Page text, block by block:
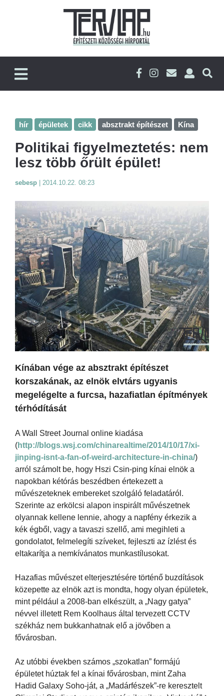
hír épületek cikk absztrakt építészet Kína
Politikai figyelmeztetés: nem
lesz több őrült épület!
sebesp 2014.10.22. 08:23
Kínában vége az absztrakt építészet
korszakának, az elnök elvtárs ugyanis
megelégelte a furcsa, hazafiatlan építmények
térhódítását
A Wall Street Journal online kiadása
(http://blogs.wsj.com/chinarealtime/2014/10/17/xi-
jinping-isnt-a-fan-of-weird-architecture-in-china/)
arról számolt be, hogy Hszi Csin-ping kínai elnök a
napokban kétórás beszédben értekezett a
művészeteknek embereket szolgáló feladatáról.
Szerinte az erkölcsi alapon inspirált művészetnek
olyannak kellene lennie, ahogy a napfény érkezik a
kék égből, vagy a tavaszi szellő, ami megihleti a
gondolatot, felmelegíti szíveket, fejleszti az ízlést és
eltakarítja a nemkívánatos munkastílusokat.
Hazafias művészet elterjesztésére történő buzdítások
közepette az elnök azt is mondta, hogy olyan épületek,
mint például a 2008-ban elkészült, a „Nagy gatya”
névvel illetett Rem Koolhaus által tervezett CCTV
székház nem bukkanhatnak elő a jövőben a
fővárosban.
Az utóbbi években számos „szokatlan” formájú
épületet húztak fel a kínai fővárosban, mint Zaha
Hadid Galaxy Soho-ját, a „Madárfészek”-re keresztelt